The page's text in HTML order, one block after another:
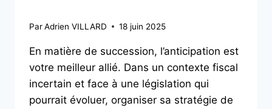
ParAdrien VILLARD 18 juin 2025
En matière de succession, l’anticipation est
votre meilleur allié. Dans un contexte fiscal
incertain et face à une législation qui
pourrait évoluer, organiser sa stratégie de